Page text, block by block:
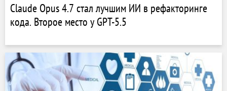
Claude Opus 4.7 стал лучшим ИИ в рефакторинге
кода. Второе место у GPT-5.5